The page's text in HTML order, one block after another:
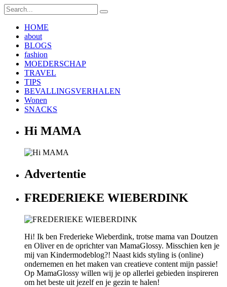
HOME
about
BLOGS
fashion
MOEDERSCHAP
TRAVEL
TIPS
BEVALLINGSVERHALEN
Wonen
SNACKS
Hi MAMA
Advertentie
FREDERIEKE WIEBERDINK
Hi! Ik ben Frederieke Wieberdink, trotse mama van Doutzen
en Oliver en de oprichter van MamaGlossy. Misschien ken je
mij van Kindermodeblog?! Naast kids styling is (online)
ondernemen en het maken van creatieve content mijn passie!
Op MamaGlossy willen wij je op allerlei gebieden inspireren
om het beste uit jezelf en je gezin te halen!